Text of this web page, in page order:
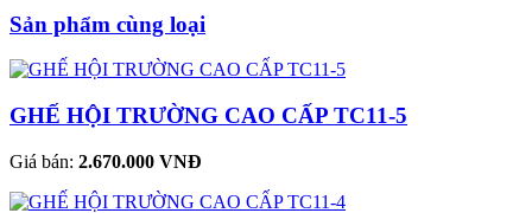
Sản phẩm cùng loại
GHẾ HỘI TRƯỜNG CAO CẤP TC11-5
Giá bán: 2.670.000 VNĐ